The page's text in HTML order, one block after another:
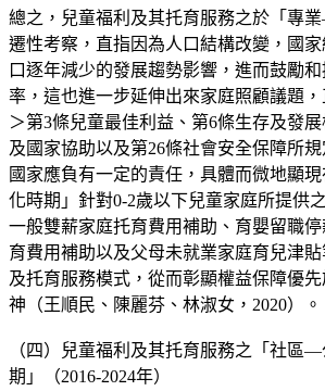
總之，兒童福利及其托育服務之於「專
遷性考察，直指因為人口結構改變，國
口逐年減少的發展趨勢影響，進而鼓勵
率，這也進一步延伸出來家庭照顧議題
＞第3條兒童最佳利益、第6條生存及發
及國家協助以及第26條社會安全保障所
國家應負有一定的責任，具體而微地顯
化時期」針對0-2歲以下兒童家庭所提供
一般雙薪家庭托育費用補助、育嬰留職
育費用補助以及父母未就業家庭育兒津
及托育服務模式，從而彰顯權益保障優
神（王順民、陳麗芬、林淑女，2020）。
（四）兒童福利及其托育服務之「社區
期」（2016-2024年）